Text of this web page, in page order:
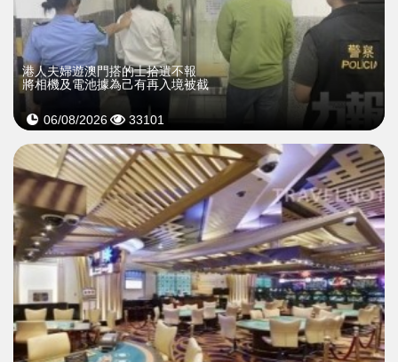
​港人夫婦遊澳門搭的士拾遺不報
將相機及電池據為己有再入境被截
06/08/2026 33101